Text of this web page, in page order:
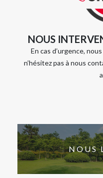
NOUS
En cas d’urgence,
n’hésitez pas à nous
NOUS